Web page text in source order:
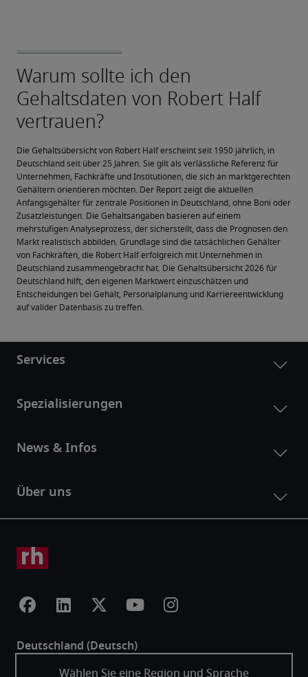
Die Gehaltsübersicht von Robert Half erscheint seit 1950 jährlich, in
Deutschland seit über 25 Jahren. Sie gilt als verlässliche Referenz für
Unternehmen, Fachkräfte und Institutionen, die sich an marktgerechten
Gehältern orientieren möchten. Der Report zeigt die aktuellen
Anfangsgehälter für zentrale Positionen in Deutschland, ohne Boni oder
Zusatzleistungen. Die Gehaltsangaben basieren auf einem
mehrstufigen Analyseprozess, der sicherstellt, dass die Prognosen den
Markt realistisch abbilden. Grundlage sind die tatsächlichen Gehälter
von Fachkräften, die Robert Half erfolgreich mit Unternehmen in
Deutschland zusammengebracht hat. Die Gehaltsübersicht 2026 für
Deutschland hilft, den eigenen Marktwert einzuschätzen und
Entscheidungen bei Gehalt, Personalplanung und Karriereentwicklung
auf valider Datenbasis zu treffen.